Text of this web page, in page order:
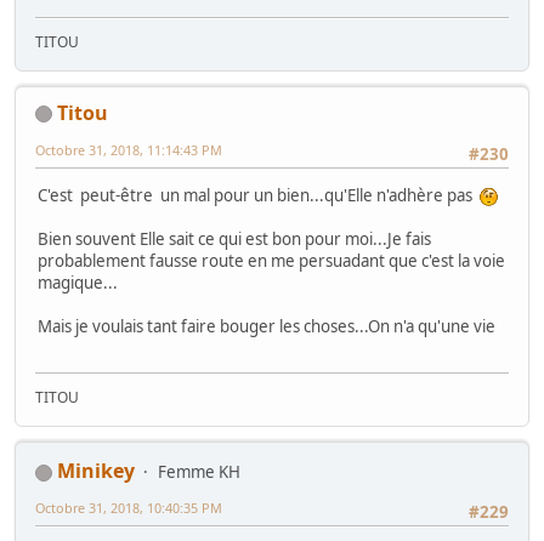
TITOU
Titou
#230
Octobre 31, 2018, 11:14:43 PM
C'est peut-être un mal pour un bien...qu'Elle n'adhère pas
Bien souvent Elle sait ce qui est bon pour moi...Je fais
probablement fausse route en me persuadant que c'est la voie
magique...
Mais je voulais tant faire bouger les choses...On n'a qu'une vie
TITOU
Minikey
Femme KH
#229
Octobre 31, 2018, 10:40:35 PM